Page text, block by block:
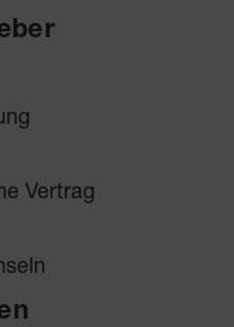
Vertrag